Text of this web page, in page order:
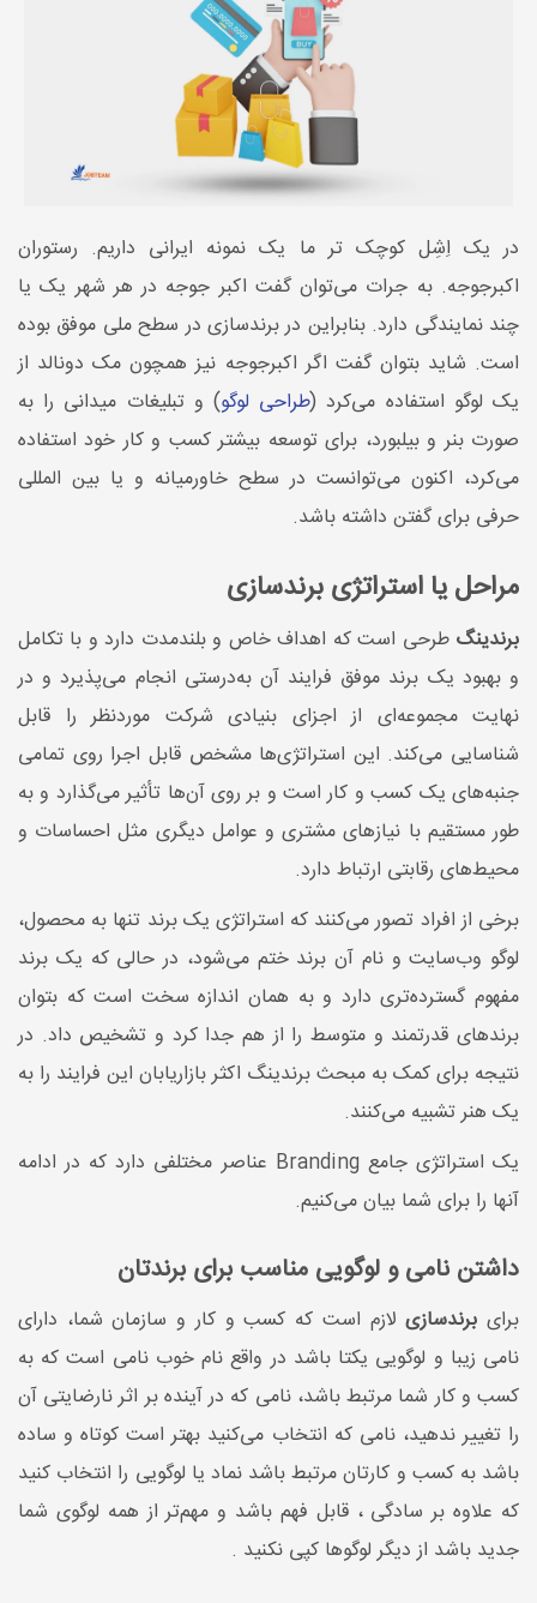
در یک اِشِل کوچک تر ما یک نمونه ایرانی داریم. رستوران
اکبرجوجه. به جرات می‌توان گفت اکبر جوجه در هر شهر یک یا
چند نمایندگی دارد. بنابراین در برندسازی در سطح ملی موفق بوده
است. شاید بتوان گفت اگر اکبرجوجه نیز همچون مک دونالد از
یک لوگو استفاده می‌کرد (طراحی لوگو) و تبلیغات میدانی را به
صورت بنر و بیلبورد، برای توسعه بیشتر کسب و کار خود استفاده
می‌کرد، اکنون می‌توانست در سطح خاورمیانه و یا بین المللی
حرفی برای گفتن داشته باشد.
مراحل یا استراتژی برندسازی
برندینگ طرحی است که اهداف خاص و بلندمدت دارد و با تکامل
و بهبود یک برند موفق فرایند آن به‌درستی انجام می‌پذیرد و در
نهایت مجموعه‌ای از اجزای بنیادی شرکت موردنظر را قابل‌
شناسایی می‌کند. این استراتژی‌ها مشخص قابل ‌اجرا روی تمامی
جنبه‌های یک کسب و کار است و بر روی آن‌ها تأثیر می‌گذارد و به
طور مستقیم با نیازهای مشتری و عوامل دیگری مثل احساسات و
محیط‌های رقابتی ارتباط دارد.
برخی از افراد تصور می‌کنند که استراتژی یک برند تنها به محصول،
لوگو وب‌سایت و نام آن برند ختم می‌شود، در حالی که یک برند
مفهوم گسترده‌تری دارد و به همان اندازه سخت است که بتوان
برندهای قدرتمند و متوسط را از هم جدا کرد و تشخیص داد. در
نتیجه برای کمک به مبحث برندینگ اکثر بازاریابان این فرایند را به
یک هنر تشبیه می‌کنند.
یک استراتژی جامع Branding عناصر مختلفی دارد که در ادامه
آنها را برای شما بیان می‌کنیم.
داشتن نامی و لوگویی مناسب برای برندتان
برای برندسازیلازم است که کسب و کار و سازمان شما، دارای
نامی زیبا و لوگویی یکتا باشد در واقع نام خوب نامی است که به
کسب و کار شما مرتبط باشد، نامی که در آینده بر اثر نارضایتی آن
را تغییر ندهید، نامی که انتخاب می‌­کنید بهتر است کوتاه و ساده
باشد به کسب و کارتان مرتبط باشد نماد یا لوگویی را انتخاب کنید
که علاوه بر سادگی ، قابل فهم باشد و مهم‌­تر از همه لوگوی شما
جدید باشد از دیگر لوگوها کپی نکنید .